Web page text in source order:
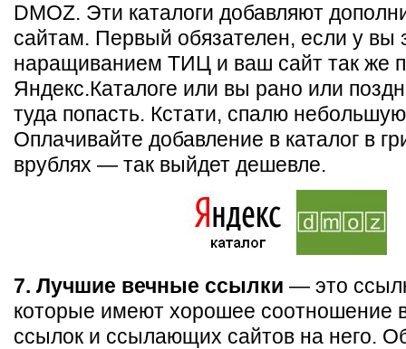
DMOZ. Эти каталоги добавляют
сайтам. Первый обязателен, если у вы
наращиванием ТИЦ и ваш сайт так же
Яндекс.Каталоге или вы рано или
туда попасть. Кстати, спалю
Оплачивайте добавление в каталог в
врублях — так выйдет дешевле.
7. Лучшие вечные ссылки — это
которые имеют хорошее соотношение
ссылок и ссылающих сайтов на него.